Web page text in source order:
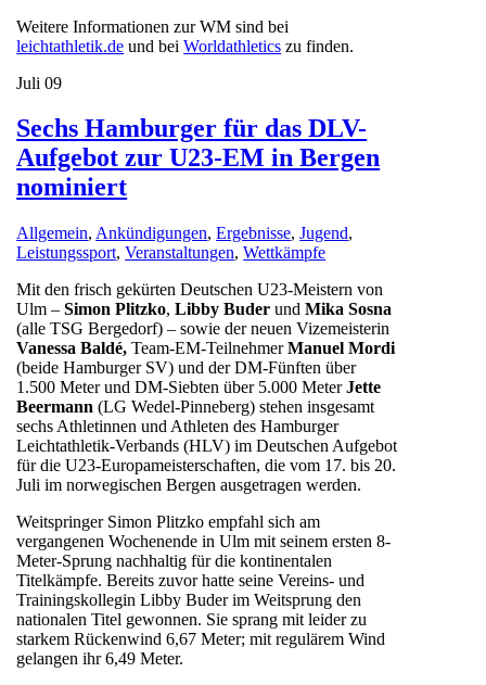
Weitere Informationen zur WM sind bei
leichtathletik.de und beiWorldathletics zu finden.
Juli 09
Sechs Hamburger für das DLV-
Aufgebot zur U23-EM in Bergen
nominiert
Allgemein, Ankündigungen,Ergebnisse,Jugend,
Leistungssport,Veranstaltungen,Wettkämpfe
Mit den frisch gekürten Deutschen U23-Meistern von
Ulm –Simon Plitzko,Libby Buder undMika Sosna
(alle TSG Bergedorf) – sowie der neuen Vizemeisterin
Vanessa Baldé, Team-EM-TeilnehmerManuel Mordi
(beide Hamburger SV) und der DM-Fünften über
1.500 Meter und DM-Siebten über 5.000 MeterJette
Beermann (LG Wedel-Pinneberg) stehen insgesamt
sechs Athletinnen und Athleten des Hamburger
Leichtathletik-Verbands (HLV) im Deutschen Aufgebot
für die U23-Europameisterschaften, die vom 17. bis 20.
Juli im norwegischen Bergen ausgetragen werden.
Weitspringer Simon Plitzko empfahl sich am
vergangenen Wochenende in Ulm mit seinem ersten 8-
Meter-Sprung nachhaltig für die kontinentalen
Titelkämpfe. Bereits zuvor hatte seine Vereins- und
Trainingskollegin Libby Buder im Weitsprung den
nationalen Titel gewonnen. Sie sprang mit leider zu
starkem Rückenwind 6,67 Meter; mit regulärem Wind
gelangen ihr 6,49 Meter.